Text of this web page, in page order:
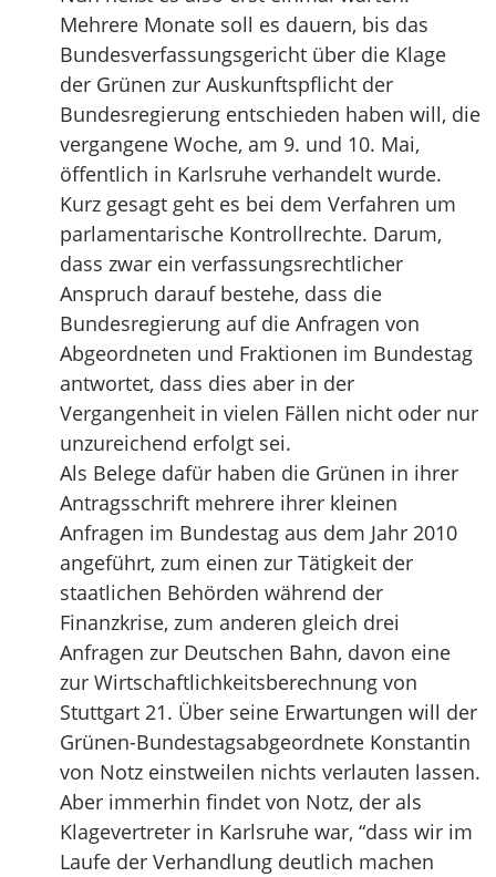
Mehrere Monate soll es dauern, bis das
Bundesverfassungsgericht über die Klage
der Grünen zur Auskunftspflicht der
Bundesregierung entschieden haben will, die
vergangene Woche, am 9. und 10. Mai,
öffentlich in Karlsruhe verhandelt wurde.
Kurz gesagt geht es bei dem Verfahren um
parlamentarische Kontrollrechte. Darum,
dass zwar ein verfassungsrechtlicher
Anspruch darauf bestehe, dass die
Bundesregierung auf die Anfragen von
Abgeordneten und Fraktionen im Bundestag
antwortet, dass dies aber in der
Vergangenheit in vielen Fällen nicht oder nur
unzureichend erfolgt sei.
Als Belege dafür haben die Grünen in ihrer
Antragsschrift mehrere ihrer kleinen
Anfragen im Bundestag aus dem Jahr 2010
angeführt, zum einen zur Tätigkeit der
staatlichen Behörden während der
Finanzkrise, zum anderen gleich drei
Anfragen zur Deutschen Bahn, davon eine
zur Wirtschaftlichkeitsberechnung von
Stuttgart 21. Über seine Erwartungen will der
Grünen-Bundestagsabgeordnete Konstantin
von Notz einstweilen nichts verlauten lassen.
Aber immerhin findet von Notz, der als
Klagevertreter in Karlsruhe war, “dass wir im
Laufe der Verhandlung deutlich machen